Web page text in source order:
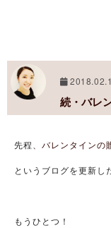
続・バレ
先程、 バレンタインの
というブログを更新し
もうひとつ！